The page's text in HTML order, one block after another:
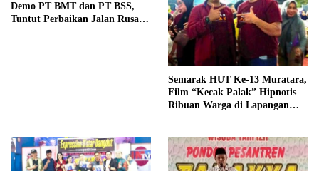
Demo PT BMT dan PT BSS,
Tuntut Perbaikan Jalan Rusak
Semarak HUT Ke-13 Muratara,
Film “Kecak Palak” Hipnotis
Ribuan Warga di Lapangan